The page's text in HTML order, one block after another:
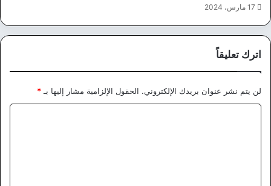
17 مارس، 2024
اترك تعليقاً
لن يتم نشر عنوان بريدك الإلكتروني. الحقول الإلزامية مشار إليها بـ*